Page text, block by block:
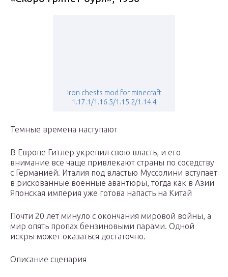
Iron chests mod for minecraft
1.17.1/1.16.5/1.15.2/1.14.4
Темные времена наступают
В Европе Гитлер укрепил свою власть, и его
внимание все чаще привлекают страны по соседству
с Германией. Италия под властью Муссолини вступает
в рискованные военные авантюры, тогда как в Азии
Японская империя уже готова напасть на Китай
Почти 20 лет минуло с окончания мировой войны, а
мир опять пропах бензиновыми парами. Одной
искры может оказаться достаточно.
Описание сценария